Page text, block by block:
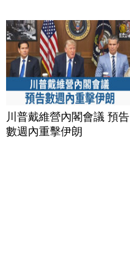
川普戴維營內閣會議 預告
數週內重擊伊朗